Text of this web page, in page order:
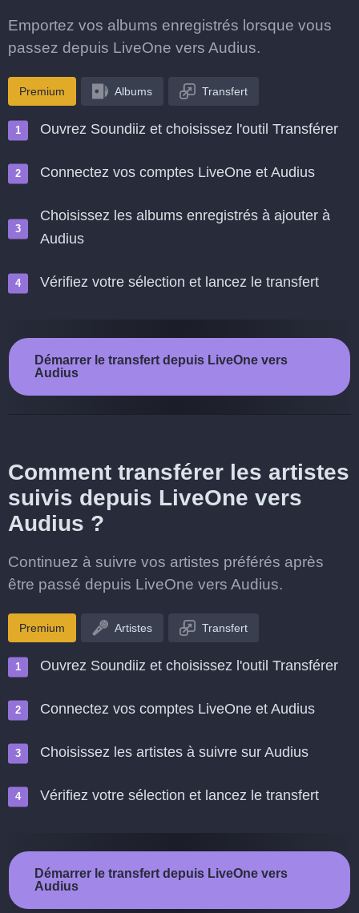
Emportez vos albums enregistrés lorsque vous
passez depuis LiveOne vers Audius.
Premium Albums Transfert
Ouvrez Soundiiz et choisissez l'outil Transférer
Connectez vos comptes LiveOne et Audius
Choisissez les albums enregistrés à ajouter à
Audius
Vérifiez votre sélection et lancez le transfert
Démarrer le transfert depuis LiveOne vers
Audius
Comment transférer les artistes
suivis depuis LiveOne vers
Audius ?
Continuez à suivre vos artistes préférés après
être passé depuis LiveOne vers Audius.
Premium Artistes Transfert
Ouvrez Soundiiz et choisissez l'outil Transférer
Connectez vos comptes LiveOne et Audius
Choisissez les artistes à suivre sur Audius
Vérifiez votre sélection et lancez le transfert
Démarrer le transfert depuis LiveOne vers
Audius